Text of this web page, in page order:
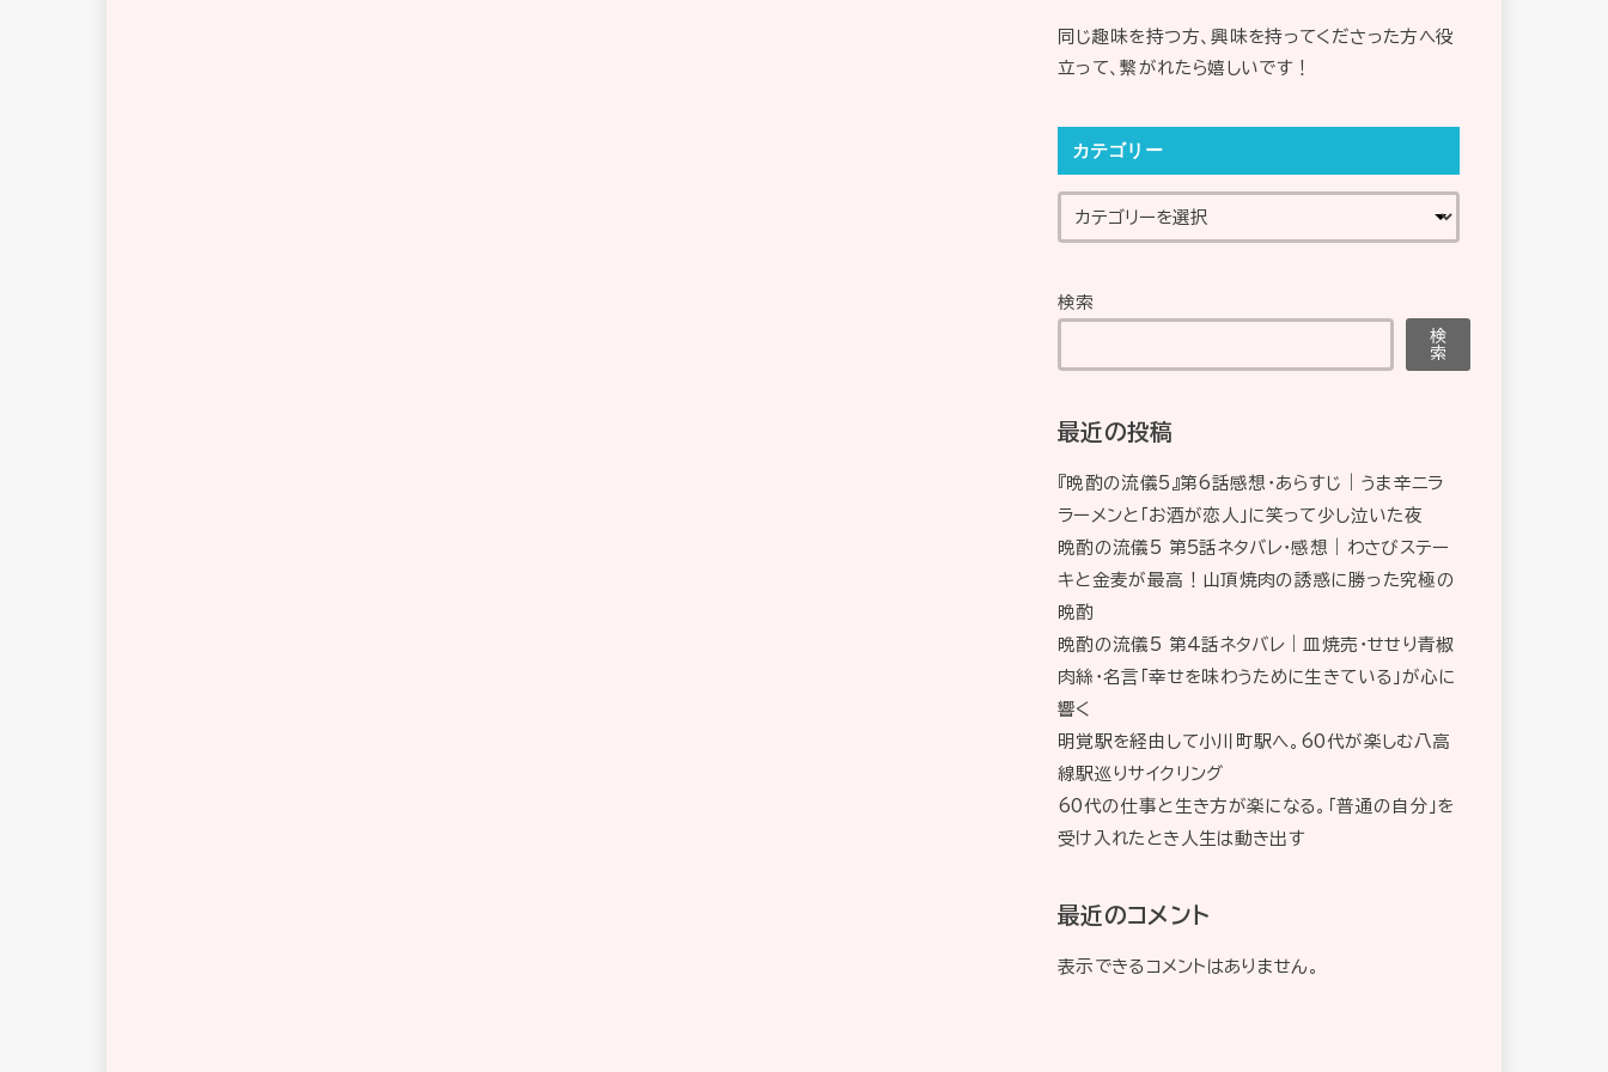
同じ趣味を持つ方、興味を持ってくださった方へ役
立って、繋がれたら嬉しいです！
カテゴリー
検索
検
索
最近の投稿
『晩酌の流儀5』第6話感想・あらすじ｜うま辛ニラ
ラーメンと「お酒が恋人」に笑って少し泣いた夜
晩酌の流儀5 第5話ネタバレ・感想｜わさびステー
キと金麦が最高！山頂焼肉の誘惑に勝った究極の
晩酌
晩酌の流儀5 第4話ネタバレ｜皿焼売・せせり青椒
肉絲・名言「幸せを味わうために生きている」が心に
響く
明覚駅を経由して小川町駅へ。60代が楽しむ八高
線駅巡りサイクリング
60代の仕事と生き方が楽になる。「普通の自分」を
受け入れたとき人生は動き出す
最近のコメント
表示できるコメントはありません。